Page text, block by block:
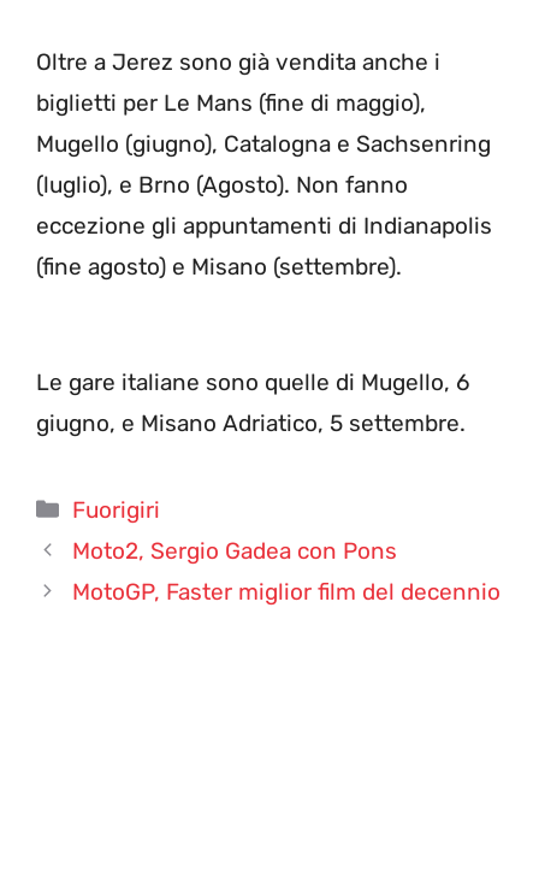
Oltre a Jerez sono già vendita anche i
biglietti per Le Mans (fine di maggio),
Mugello (giugno), Catalogna e Sachsenring
(luglio), e Brno (Agosto). Non fanno
eccezione gli appuntamenti di Indianapolis
(fine agosto) e Misano (settembre).
Le gare italiane sono quelle di Mugello, 6
giugno, e Misano Adriatico, 5 settembre.
Categorie
Fuorigiri
Moto2, Sergio Gadea con Pons
MotoGP, Faster miglior film del decennio